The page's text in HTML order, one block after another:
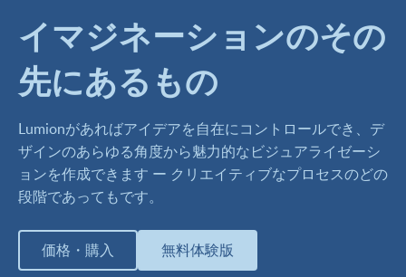
イマジネーションのその
先にあるもの
Lumionがあればアイデアを自在にコントロールでき、デ
ザインのあらゆる角度から魅力的なビジュアライゼーシ
ョンを作成できます ー クリエイティブなプロセスのどの
段階であってもです。
価格・購入 無料体験版